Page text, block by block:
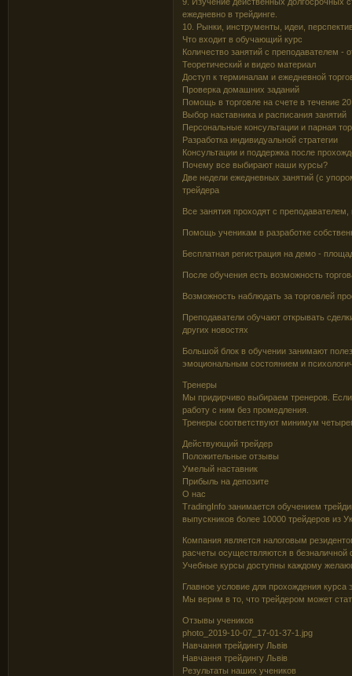
ежедневно в трейдинге.
10. Рынки, инструменты, идеи,
Что входит в обучающий курс
Количество занятий с преподавателем -
Теоретический и видео материал
Доступ к терминалам и ежедневной
Проверка домашних заданий
Помощь в торговле на счете в течение
Выбор наставника и расписания занятий
Персональные консультации и парная
Разработка индивидуальной стратегии
Консультации и поддержка после
Почему все выбирают наши курсы?
Две недели ежедневных занятий (с
трейдера
Все занятия проходят с
Помощь ученикам в разработке
Бесплатная регистрация на демо -
После обучения есть возможность
Возможность наблюдать за торговлей
Преподаватели обучают открывать
других новостях
Большой блок в обучении занимают
эмоциональным состоянием и
Тренеры
Мы придирчиво выбираем тренеров.
работу с ним без промедления.
Тренеры соответствуют минимум
Действующий трейдер
Положительные отзывы
Умелый наставник
Прибыль на депозите
О нас
TradingInfo занимается обучением
выпускников более 10000 трейдеров из
Компания является налоговым
расчеты осуществляются в
Учебные курсы доступны каждому
Главное условие для прохождения
Мы верим в то, что трейдером может
Отзывы учеников
photo_2019-10-07_17-01-37-1.jpg
Навчання трейдингу Львів
Навчання трейдингу Львів
Результаты наших учеников